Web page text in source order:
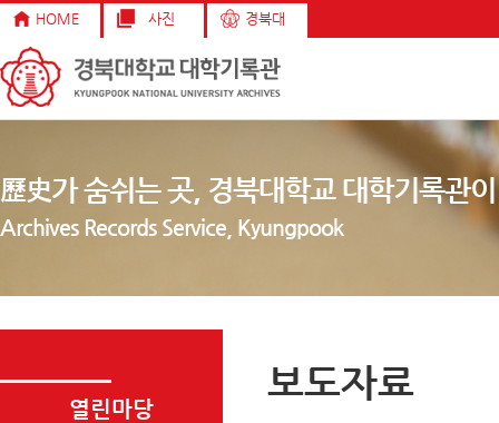
HOME 사진 경북대
歷史가 숨쉬는 곳, 경북대학교 대학기록관
Archives Records Service, Kyungpook
열린마당
보도자료